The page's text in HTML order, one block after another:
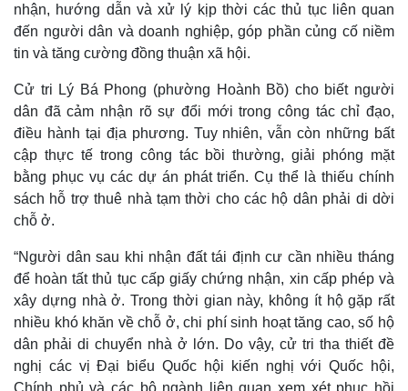
nhận, hướng dẫn và xử lý kịp thời các thủ tục liên quan
đến người dân và doanh nghiệp, góp phần củng cố niềm
tin và tăng cường đồng thuận xã hội.
Cử tri Lý Bá Phong (phường Hoành Bồ) cho biết người
dân đã cảm nhận rõ sự đổi mới trong công tác chỉ đạo,
điều hành tại địa phương. Tuy nhiên, vẫn còn những bất
cập thực tế trong công tác bồi thường, giải phóng mặt
bằng phục vụ các dự án phát triển. Cụ thể là thiếu chính
sách hỗ trợ thuê nhà tạm thời cho các hộ dân phải di dời
chỗ ở.
“Người dân sau khi nhận đất tái định cư cần nhiều tháng
để hoàn tất thủ tục cấp giấy chứng nhận, xin cấp phép và
xây dựng nhà ở. Trong thời gian này, không ít hộ gặp rất
nhiều khó khăn về chỗ ở, chi phí sinh hoạt tăng cao, số hộ
dân phải di chuyển nhà ở lớn. Do vậy, cử tri tha thiết đề
nghị các vị Đại biểu Quốc hội kiến nghị với Quốc hội,
Chính phủ và các bộ ngành liên quan xem xét phục hồi